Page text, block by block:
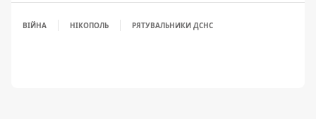
ВІЙНА НІКОПОЛЬ РЯТУВАЛЬНИКИ ДСНС